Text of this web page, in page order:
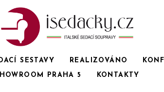
SESTAVY REALIZOVÁNO
PRAHA 5
KONTAKTY